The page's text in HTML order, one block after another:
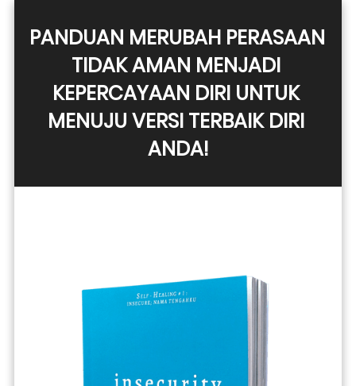
PANDUAN MERUBAH PERASAAN
TIDAK AMAN MENJADI
KEPERCAYAAN DIRI UNTUK
MENUJU VERSI TERBAIK DIRI
ANDA!